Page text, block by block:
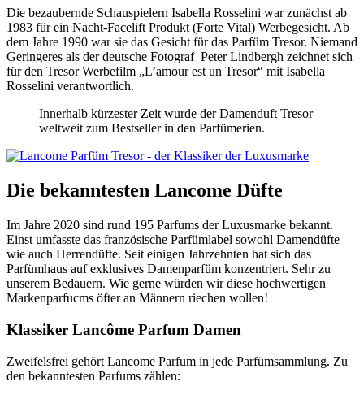
Die bezaubernde Schauspielern Isabella Rosselini war zunächst ab
1983 für ein Nacht-Facelift Produkt (Forte Vital) Werbegesicht. Ab
dem Jahre 1990 war sie das Gesicht für das Parfüm Tresor. Niemand
Geringeres als der deutsche Fotograf Peter Lindbergh zeichnet sich
für den Tresor Werbefilm „L’amour est un Tresor“ mit Isabella
Rosselini verantwortlich.
Innerhalb kürzester Zeit wurde der Damenduft Tresor
weltweit zum Bestseller in den Parfümerien.
Die bekanntesten Lancome Düfte
Im Jahre 2020 sind rund 195 Parfums der Luxusmarke bekannt.
Einst umfasste das französische Parfümlabel sowohl Damendüfte
wie auch Herrendüfte. Seit einigen Jahrzehnten hat sich das
Parfümhaus auf exklusives Damenparfüm konzentriert. Sehr zu
unserem Bedauern. Wie gerne würden wir diese hochwertigen
Markenparfucms öfter an Männern riechen wollen!
Klassiker Lancôme Parfum Damen
Zweifelsfrei gehört Lancome Parfum in jede Parfümsammlung. Zu
den bekanntesten Parfums zählen: